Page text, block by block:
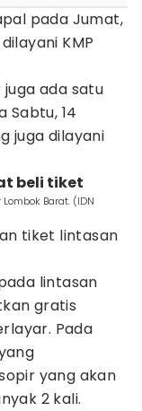
pada Jumat,
KMP
ada satu
14
juga dilayani
beli tiket
Barat. (IDN
tiket lintasan
lintasan
gratis
Pada
yang akan
2 kali.